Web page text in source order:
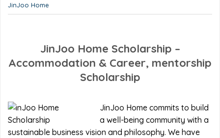
JinJoo Home
JinJoo Home Scholarship –
Accommodation & Career, mentorship
Scholarship
JinJoo Home commits to build
a well-being community with a
sustainable business vision and philosophy. We have